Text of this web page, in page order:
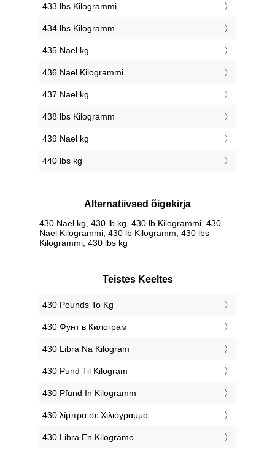
433 lbs Kilogrammi
434 lbs Kilogramm
435 Nael kg
436 Nael Kilogrammi
437 Nael kg
438 lbs Kilogramm
439 Nael kg
440 lbs kg
Alternatiivsed õigekirja
430 Nael kg, 430 lb kg, 430 lb Kilogrammi, 430
Nael Kilogrammi, 430 lb Kilogramm, 430 lbs
Kilogrammi, 430 lbs kg
Teistes Keeltes
‎430 Pounds To Kg
‎430 Фунт в Килограм
‎430 Libra Na Kilogram
‎430 Pund Til Kilogram
‎430 Pfund In Kilogramm
‎430 λίμπρα σε Χιλιόγραμμο
‎430 Libra En Kilogramo